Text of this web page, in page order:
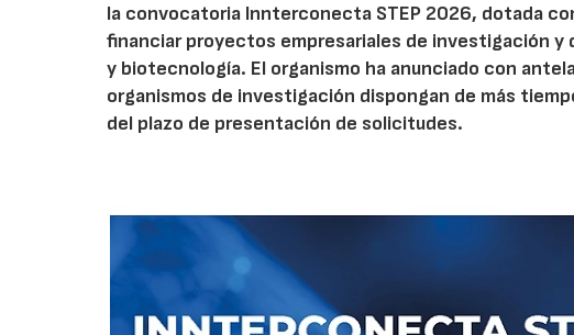
la convocatoria Innterconecta STEP 2026, dotada
financiar proyectos empresariales de investigación
y biotecnología. El organismo ha anunciado con
organismos de investigación dispongan de más
del plazo de presentación de solicitudes.